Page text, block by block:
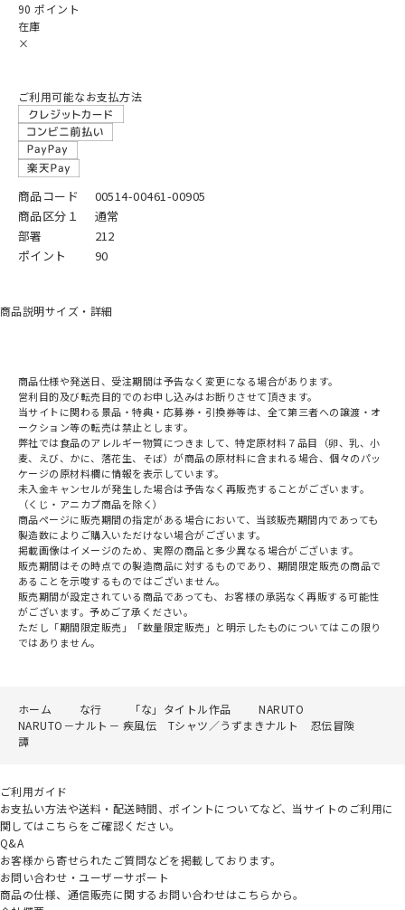
90 ポイント
在庫
×
ご利用可能なお支払方法
商品コード
00514-00461-00905
商品区分１
通常
部署
212
ポイント
90
商品説明サイズ・詳細
商品仕様や発送日、受注期間は予告なく変更になる場合があります。
営利目的及び転売目的でのお申し込みはお断りさせて頂きます。
当サイトに関わる景品・特典・応募券・引換券等は、全て第三者への譲渡・オ
ークション等の転売は禁止とします。
弊社では食品のアレルギー物質につきまして、特定原材料７品目（卵、乳、小
麦、えび、かに、落花生、そば）が商品の原材料に含まれる場合、個々のパッ
ケージの原材料欄に情報を表示しています。
未入金キャンセルが発生した場合は予告なく再販売することがございます。
（くじ・アニカプ商品を除く）
商品ページに販売期間の指定がある場合において、当該販売期間内であっても
製造数によりご購入いただけない場合がございます。
掲載画像はイメージのため、実際の商品と多少異なる場合がございます。
販売期間はその時点での製造商品に対するものであり、期間限定販売の商品で
あることを示唆するものではございません。
販売期間が設定されている商品であっても、お客様の承諾なく再販する可能性
がございます。予めご了承ください。
ただし「期間限定販売」「数量限定販売」と明示したものについてはこの限り
ではありません。
ホーム な行 「な」タイトル作品
NARUTO
NARUTO－ナルト－ 疾風伝 Tシャツ／うずまきナルト 忍伝冒険
譚
ご利用ガイド
お支払い方法や送料・配送時間、ポイントについてなど、当サイトのご利用に
関してはこちらをご確認ください。
Q&A
お客様から寄せられたご質問などを掲載しております。
お問い合わせ・ユーザーサポート
商品の仕様、通信販売に関するお問い合わせはこちらから。